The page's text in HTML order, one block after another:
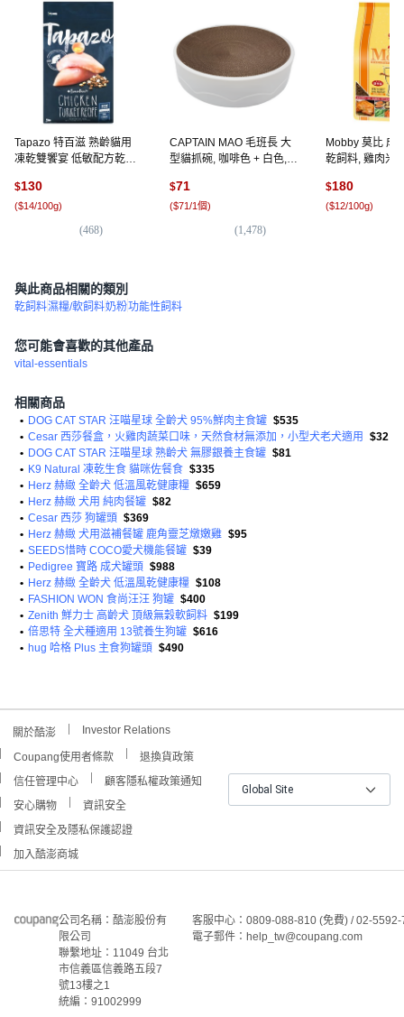
Tapazo 特百滋 熟齡貓用
凍乾雙饗宴 低敏配方乾糧,
$130
($14/100g)
(468)
CAPTAIN MAO 毛班長 大
型貓抓碗, 咖啡色 + 白色, 1
$71
($71/1個)
(1,478)
Mobby 莫比 成
乾飼料, 雞肉米,
$180
($12/100g)
與此商品相關的類別
乾飼料濕糧/軟飼料奶粉功能性飼料
您可能會喜歡的其他產品
vital-essentials
相關商品
• DOG CAT STAR 汪喵星球 全齡犬 95%鮮肉主食罐 $535
• Cesar 西莎餐盒，火雞肉蔬菜口味，天然食材無添加，小型犬老犬適用
$32
• DOG CAT STAR 汪喵星球 熟齡犬 無膠銀養主食罐 $81
• K9 Natural 凍乾生食 貓咪佐餐食 $335
• Herz 赫緻 全齡犬 低溫風乾健康糧 $659
• Herz 赫緻 犬用 純肉餐罐 $82
• Cesar 西莎 狗罐頭 $369
• Herz 赫緻 犬用滋補餐罐 鹿角靈芝燉嫩雞 $95
• SEEDS惜時 COCO愛犬機能餐罐 $39
• Pedigree 寶路 成犬罐頭 $988
• Herz 赫緻 全齡犬 低溫風乾健康糧 $108
• FASHION WON 食尚汪汪 狗罐 $400
• Zenith 鮮力士 高齡犬 頂級無穀軟飼料 $199
• 倍思特 全犬種適用 13號養生狗罐 $616
• hug 哈格 Plus 主食狗罐頭 $490
關於酷澎 Investor Relations
Coupang使用者條款
退換貨政策
信任管理中心
顧客隱私權政策通知
安心購物
資訊安全
資訊安全及隱私保護認證
加入酷澎商城
Global Site
公司名稱：酷澎股份有
限公司
聯繫地址：11049 台北
市信義區信義路五段7
號13樓之1
統編：91002999
客服中心：0809-088-810 (免費) / 02-
電子郵件：help_tw@coupang.com